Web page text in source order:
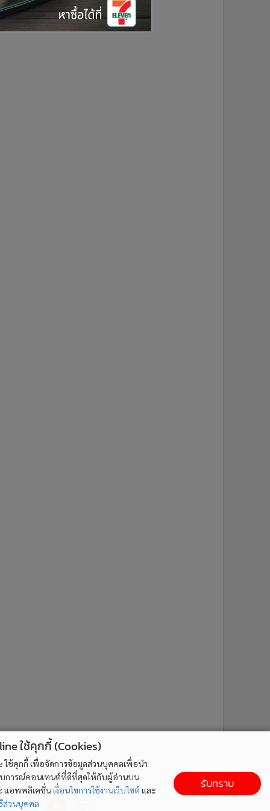
ติดตาม MGR Online
ใช้คุกกี้ (Cookies)
ใช้คุกกี้ เพื่อจัดการข้อมูลส่วนบุคคลเพื่อนำ
การณ์คอนเทนต์ที่ดีที่สุดให้กับผู้อ่านบน
แอพพลิเคชั่นเงื่อนไขการใช้งานเว็บไซต์ และ
ส่วนบุคคล
รับทราบ